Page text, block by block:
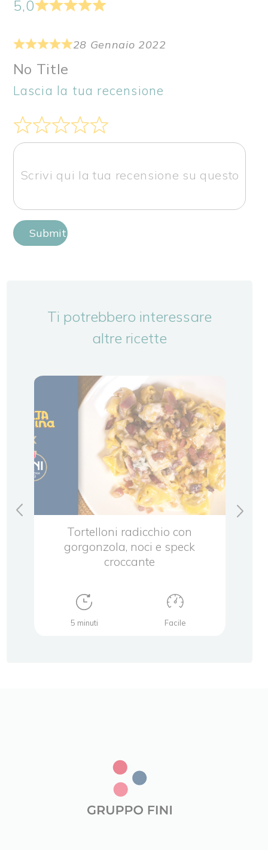
5,0
No Title
28 Gennaio 2022
Lascia la tua recensione
Submit Review
Ti potrebbero interessare
altre ricette
Tortelloni radicchio con
gorgonzola, noci e speck
croccante
5 minuti Facile